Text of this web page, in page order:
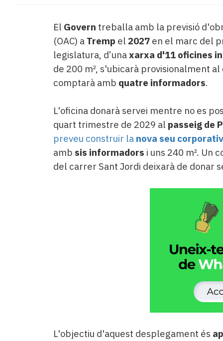
El Govern treballa amb la previsió
(OAC) a Tremp el 2027en el marc del
legislatura, d’unaxarxa d'11 oficines
de 200 m², s'ubicarà provisionalment al
comptarà amb quatre informadors.
L'oficina donarà servei mentre no es
quart trimestre de 2029 al passeig de
preveu construir la nova seu
amb sis informadors i uns 240 m². Un
del carrer Sant Jordi deixarà de donar
L'objectiu d'aquest desplegament és